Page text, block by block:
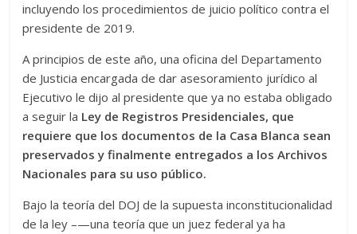
incluyendo los procedimientos de juicio político contra el
presidente de 2019.
A principios de este año, una oficina del Departamento
de Justicia encargada de dar asesoramiento jurídico al
Ejecutivo le dijo al presidente que ya no estaba obligado
a seguir la Ley de Registros Presidenciales, que
requiere que los documentos de la Casa Blanca sean
preservados y finalmente entregados a los Archivos
Nacionales para su uso público.
Bajo la teoría del DOJ de la supuesta inconstitucionalidad
de la ley –—una teoría que un juez federal ya ha